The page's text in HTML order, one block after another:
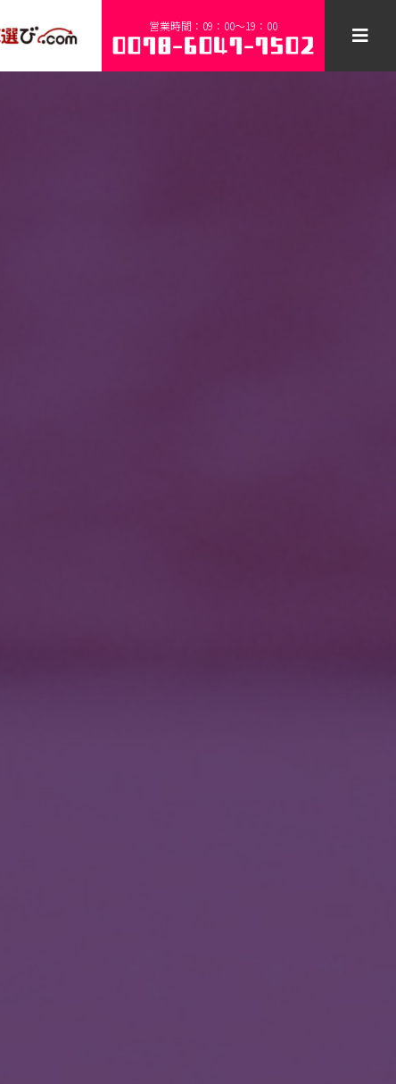
営業時間：09：00～19：00
0078-6047-7502